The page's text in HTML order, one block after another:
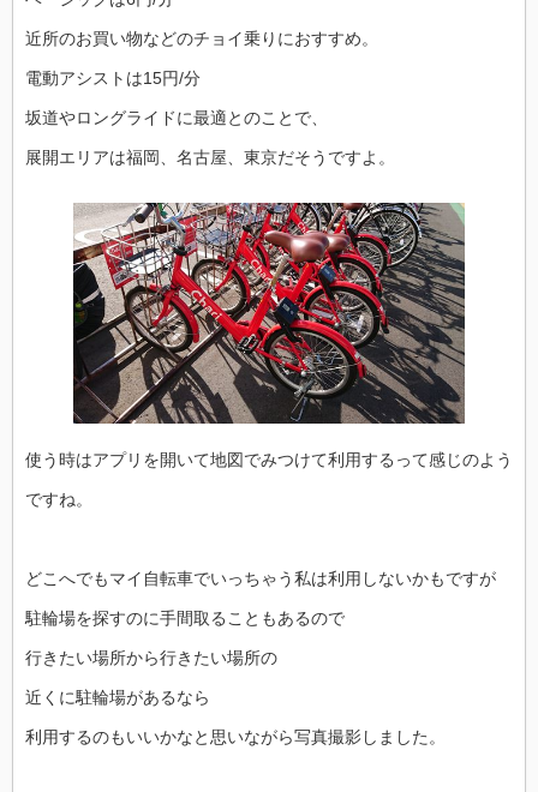
近所のお買い物などのチョイ乗りにおすすめ。
電動アシストは15円/分
坂道やロングライドに最適とのことで、
展開エリアは福岡、名古屋、東京だそうですよ。
使う時はアプリを開いて地図でみつけて利用するって感じのよう
ですね。
どこへでもマイ自転車でいっちゃう私は利用しないかもですが
駐輪場を探すのに手間取ることもあるので
行きたい場所から行きたい場所の
近くに駐輪場があるなら
利用するのもいいかなと思いながら写真撮影しました。